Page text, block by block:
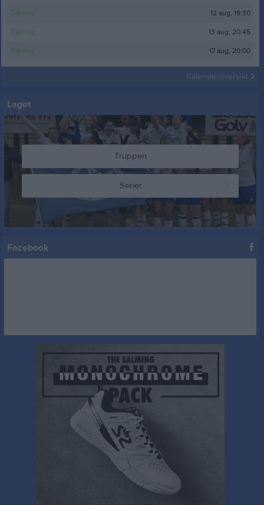
Träning 12 aug, 19:30
Träning 13 aug, 20:45
Träning 17 aug, 20:00
Kalenderöversikt
Laget
Truppen
Serier
Facebook